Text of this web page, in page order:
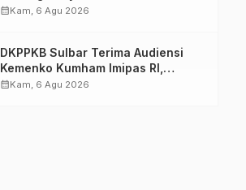
TPB/SDGs Sulawesi Barat
calendar_monthKam, 6 Agu 2026
DKPPKB Sulbar Terima Audiensi
Kemenko Kumham Imipas RI,
Perkuat Pelayanan Kesehatan bagi
calendar_monthKam, 6 Agu 2026